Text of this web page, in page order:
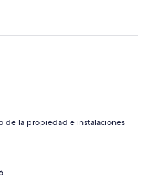
de la propiedad e instalaciones